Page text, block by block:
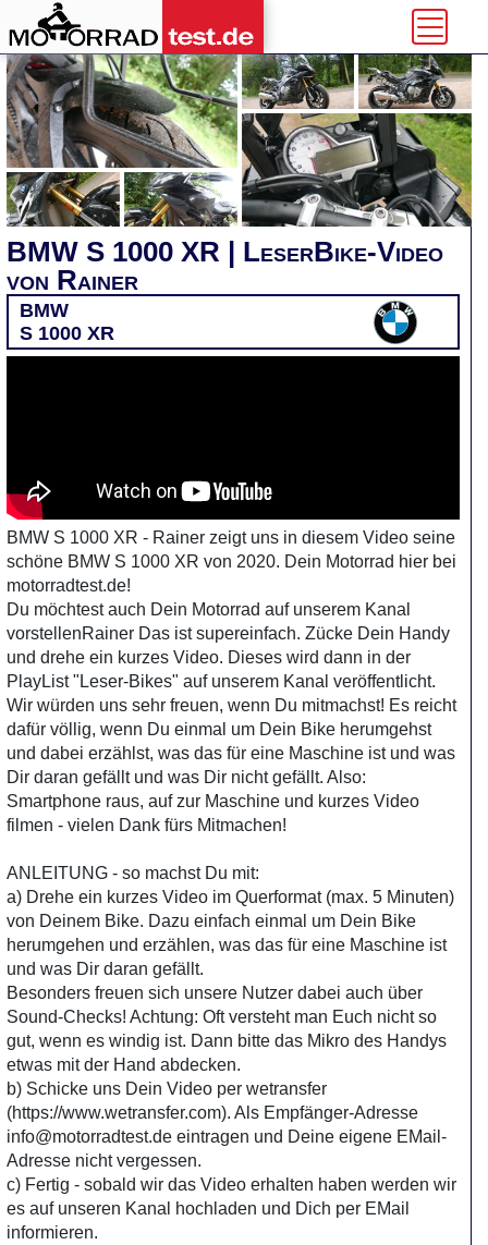
BMW S 1000 XR | LeserBike-Video
von Rainer
BMW
S 1000 XR
BMW S 1000 XR - Rainer zeigt uns in diesem Video seine
schöne BMW S 1000 XR von 2020. Dein Motorrad hier bei
motorradtest.de!
Du möchtest auch Dein Motorrad auf unserem Kanal
vorstellenRainer Das ist supereinfach. Zücke Dein Handy
und drehe ein kurzes Video. Dieses wird dann in der
PlayList "Leser-Bikes" auf unserem Kanal veröffentlicht.
Wir würden uns sehr freuen, wenn Du mitmachst! Es reicht
dafür völlig, wenn Du einmal um Dein Bike herumgehst
und dabei erzählst, was das für eine Maschine ist und was
Dir daran gefällt und was Dir nicht gefällt. Also:
Smartphone raus, auf zur Maschine und kurzes Video
filmen - vielen Dank fürs Mitmachen!
ANLEITUNG - so machst Du mit:
a) Drehe ein kurzes Video im Querformat (max. 5 Minuten)
von Deinem Bike. Dazu einfach einmal um Dein Bike
herumgehen und erzählen, was das für eine Maschine ist
und was Dir daran gefällt.
Besonders freuen sich unsere Nutzer dabei auch über
Sound-Checks! Achtung: Oft versteht man Euch nicht so
gut, wenn es windig ist. Dann bitte das Mikro des Handys
etwas mit der Hand abdecken.
b) Schicke uns Dein Video per wetransfer
(https://www.wetransfer.com). Als Empfänger-Adresse
info@motorradtest.de eintragen und Deine eigene EMail-
Adresse nicht vergessen.
c) Fertig - sobald wir das Video erhalten haben werden wir
es auf unseren Kanal hochladen und Dich per EMail
informieren.